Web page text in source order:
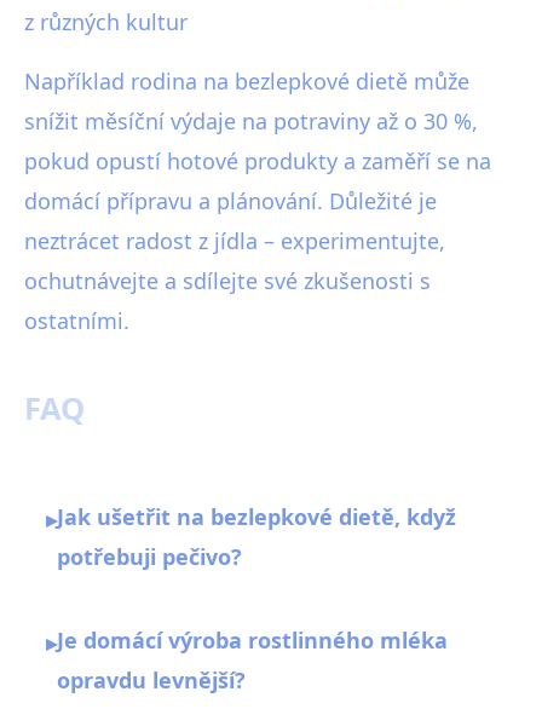
z různých kultur
Například rodina na bezlepkové dietě může
snížit měsíční výdaje na potraviny až o 30 %,
pokud opustí hotové produkty a zaměří se na
domácí přípravu a plánování. Důležité je
neztrácet radost z jídla – experimentujte,
ochutnávejte a sdílejte své zkušenosti s
ostatními.
FAQ
▸Jak ušetřit na bezlepkové dietě, když
potřebuji pečivo?
▸Je domácí výroba rostlinného mléka
opravdu levnější?